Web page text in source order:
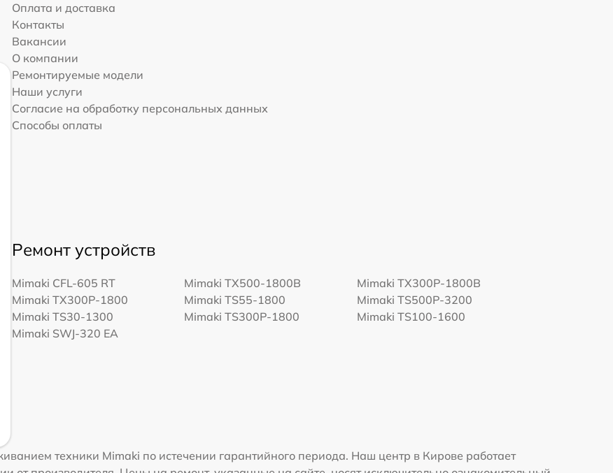
Оплата и доставка
Контакты
Вакансии
О компании
Ремонтируемые модели
Наши услуги
Согласие на обработку персональных данных
Способы оплаты
Ремонт устройств
Mimaki CFL-605 RT Mimaki TX500-1800B
Mimaki TX300P-1800B
Mimaki TX300P-1800
Mimaki TS55-1800
Mimaki TS500P-3200
Mimaki TS30-1300
Mimaki TS300P-1800
Mimaki TS100-1600
Mimaki SWJ-320 EA
техники Mimaki по истечении гарантийного периода. Наш центр в Кирове работает